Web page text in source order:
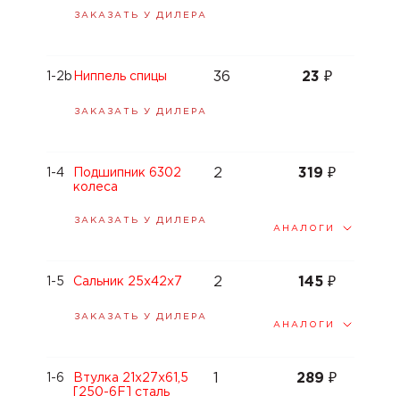
ЗАКАЗАТЬ У ДИЛЕРА
Ниппель спицы 36 23 ₽
ЗАКАЗАТЬ У ДИЛЕРА
1-2b
Подшипник 6302
колеса
2 319 ₽
ЗАКАЗАТЬ У ДИЛЕРА
АНАЛОГИ
1-4
Сальник 25x42x7 2 145 ₽
ЗАКАЗАТЬ У ДИЛЕРА
АНАЛОГИ
1-5
Втулка 21x27x61,5
[250-6F] сталь
289₽
1-6